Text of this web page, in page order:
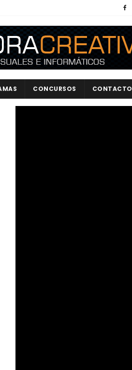
CONCURSOS CONTACTO